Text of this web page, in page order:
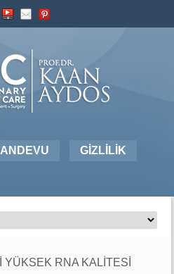
GİZLİLİK
RNA KALİTESİ